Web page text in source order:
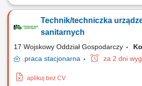
Opis stanowiska bieżąca obsługa techniczna
hydraulicznych, mechanicznych i elektrycznych;
oraz okresowych przeglądów floty; kontrola i
Technik/techniczka
sanitarnych
17 Wojskowy Oddział Gospodarczy
praca stacjonarna za 2 dni
aplikuj bez CV